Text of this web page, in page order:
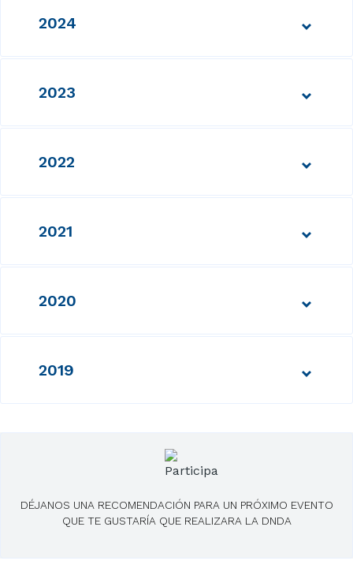
2024
2023
2022
2021
2020
2019
DÉJANOS UNA RECOMENDACIÓN PARA UN PRÓXIMO EVENTO
QUE TE GUSTARÍA QUE REALIZARA LA DNDA